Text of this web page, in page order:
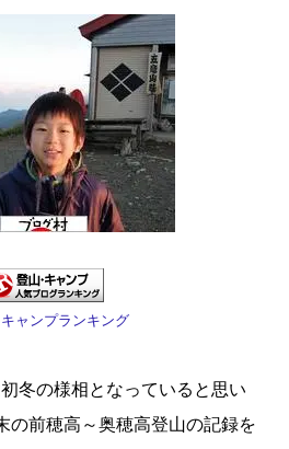
ャンプランキング
冬の様相となっていると思い
の前穂高～奥穂高登山の記録を